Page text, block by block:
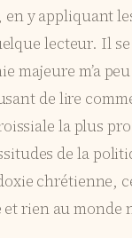
y appliquant
lecteur. Il
majeure m’a
de lire
la plus
de la
chrétienne,
rien au monde